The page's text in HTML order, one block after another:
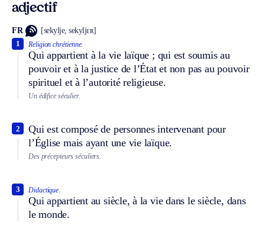
adjectif
FR [sekylje, sekyljɛʀ]
Religion chrétienne.
Qui appartient à la vie laïque ; qui est soumis au
pouvoir et à la justice de l’État et non pas au pouvoir
spirituel et à l’autorité religieuse.
1
Un édifice séculier.
Qui est composé de personnes intervenant pour
l’Église mais ayant une vie laïque.
2
Des précepteurs séculiers.
Didactique.
Qui appartient au siècle, à la vie dans le siècle, dans
le monde.
3